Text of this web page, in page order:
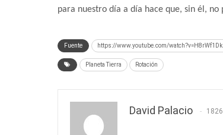
para nuestro día a día hace que, sin él, no
Fuente https://www.youtube.com/
Planeta Tierra Rotación
David Palacio